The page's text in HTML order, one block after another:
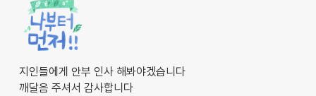
지인들에게 안부 인사 해봐야겠습니다
깨달음 주셔서 감사합니다